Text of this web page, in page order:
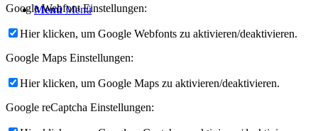
Menü Menü
Google Webfont Einstellungen:
Hier klicken, um Google Webfonts zu aktivieren/deaktivieren.
Google Maps Einstellungen:
Hier klicken, um Google Maps zu aktivieren/deaktivieren.
Google reCaptcha Einstellungen: